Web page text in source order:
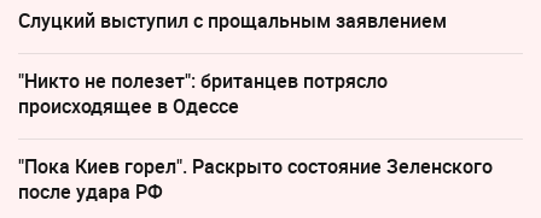
Слуцкий выступил с прощальным заявлением
"Никто не полезет": британцев потрясло
происходящее в Одессе
"Пока Киев горел". Раскрыто состояние Зеленского
после удара РФ